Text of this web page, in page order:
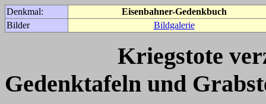
Denkmal:
Eisenbahner-Gedenkbuch
Bilder
Bildgalerie
Kriegstote
Gedenktafeln und